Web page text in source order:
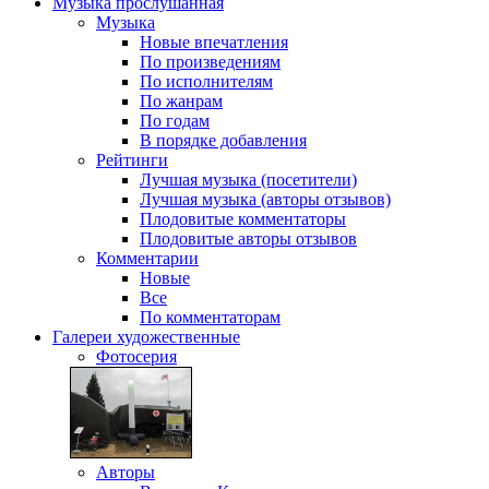
Музыка
Новые впечатления
По произведениям
По исполнителям
По жанрам
По годам
В порядке добавления
Рейтинги
Лучшая музыка (посетители)
Лучшая музыка (авторы отзывов)
Плодовитые комментаторы
Плодовитые авторы отзывов
Комментарии
Новые
Все
По комментаторам
Галереи художественные
Фотосерия
Авторы